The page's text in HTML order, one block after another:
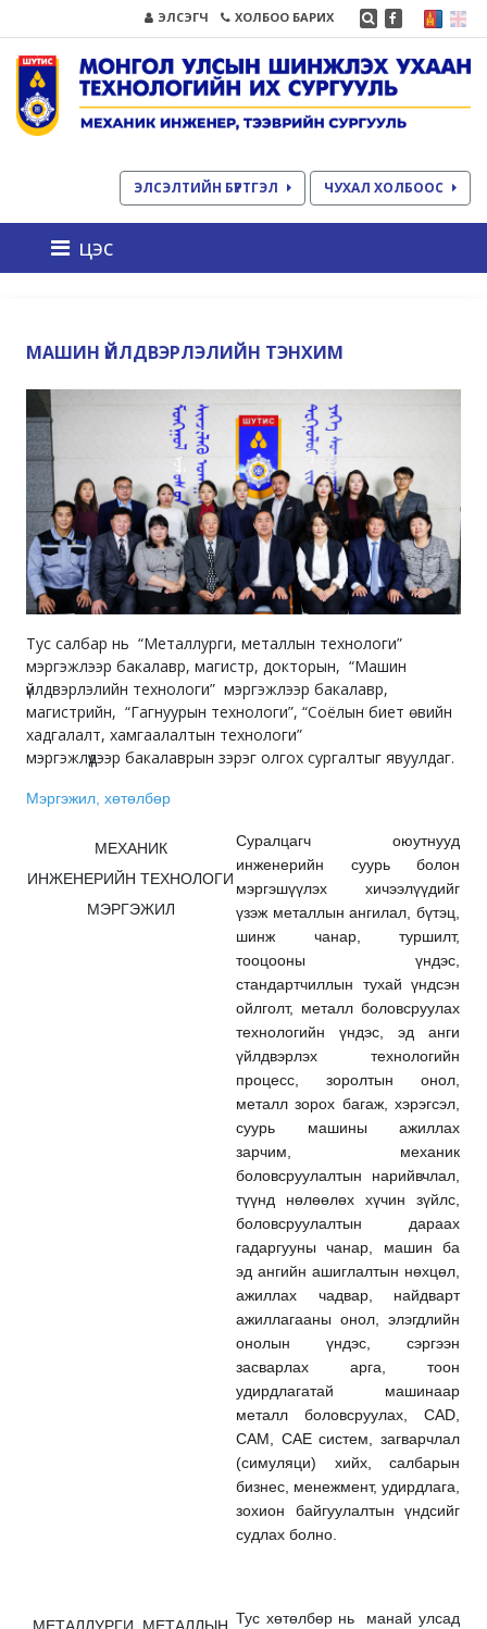
ЭЛСЭГЧ ХОЛБОО БАРИХ
ЭЛСЭЛТИЙН БҮРТГЭЛ ЧУХАЛ ХОЛБООС
цэс
МАШИН ҮЙЛДВЭРЛЭЛИЙН ТЭНХИМ
Тус салбар нь “Металлурги, металлын технологи”
мэргэжлээр бакалавр, магистр, докторын, “Машин
үйлдвэрлэлийн технологи” мэргэжлээр бакалавр,
магистрийн, “Гагнуурын технологи”, “Соёлын биет өвийн
хадгалалт, хамгаалалтын технологи”
мэргэжлүүдээр бакалаврын зэрэг олгох сургалтыг явуулдаг.
Мэргэжил, хөтөлбөр
МЕХАНИК
ИНЖЕНЕРИЙН ТЕХНОЛОГИ
МЭРГЭЖИЛ
Суралцагч оюутнууд
инженерийн суурь болон
мэргэшүүлэх хичээлүүдийг
үзэж металлын ангилал, бүтэц,
шинж чанар, туршилт,
тооцооны үндэс,
стандартчиллын тухай үндсэн
ойлголт, металл боловсруулах
технологийн үндэс, эд анги
үйлдвэрлэх технологийн
процесс, зоролтын онол,
металл зорох багаж, хэрэгсэл,
суурь машины ажиллах
зарчим, механик
боловсруулалтын нарийвчлал,
түүнд нөлөөлөх хүчин зүйлс,
боловсруулалтын дараах
гадаргууны чанар, машин ба
эд ангийн ашиглалтын нөхцөл,
ажиллах чадвар, найдварт
ажиллагааны онол, элэгдлийн
онолын үндэс, сэргээн
засварлах арга, тоон
удирдлагатай машинаар
металл боловсруулах, CAD,
CAM, CAE систем, загварчлал
(симуляци) хийх, салбарын
бизнес, менежмент, удирдлага,
зохион байгуулалтын үндсийг
судлах болно.
Тус хөтөлбөр нь манай улсад